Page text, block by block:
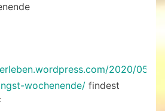
2020/05/
wochenende/ findest